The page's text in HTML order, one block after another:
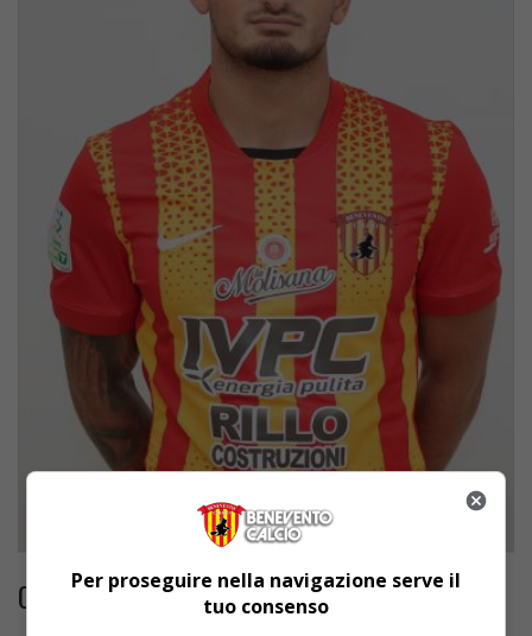
CARFORA LORENZO
Per proseguire nella navigazione serve il
tuo consenso